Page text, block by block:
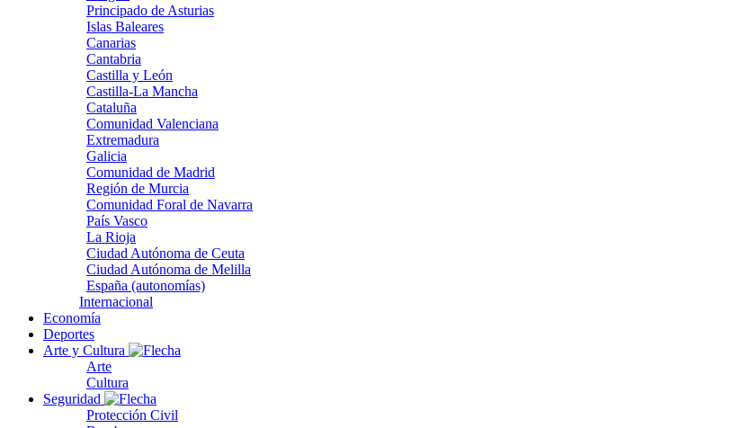
Principado de Asturias
Islas Baleares
Canarias
Cantabria
Castilla y León
Castilla-La Mancha
Cataluña
Comunidad Valenciana
Extremadura
Galicia
Comunidad de Madrid
Región de Murcia
Comunidad Foral de Navarra
País Vasco
La Rioja
Ciudad Autónoma de Ceuta
Ciudad Autónoma de Melilla
España (autonomías)
Internacional
Economía
Deportes
Arte y Cultura
Arte
Cultura
Seguridad
Protección Civil